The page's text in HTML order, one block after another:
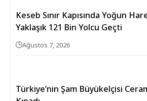
Keseb Sınır Kapısında Yoğun
Yaklaşık 121 Bin Yolcu Geçti
Ağustos 7, 2026
Türkiye’nin Şam Büyükelçisi